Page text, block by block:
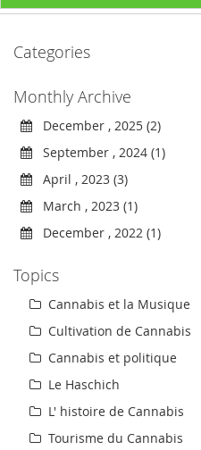
Categories
Monthly Archive
December , 2025 (2)
September , 2024 (1)
April , 2023 (3)
March , 2023 (1)
December , 2022 (1)
Topics
Cannabis et la Musique
Cultivation de Cannabis
Cannabis et politique
Le Haschich
L' histoire de Cannabis
Tourisme du Cannabis